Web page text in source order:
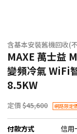
含基本安裝舊機回收(
MAXE 萬士益
變頻冷氣 WiFi
8.5KW
定價 $45,600 網路限定
付款方式
信用